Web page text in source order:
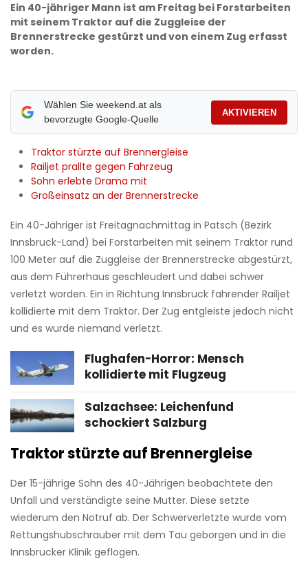
Ein 40-jähriger Mann ist am Freitag bei Forstarbeiten
mit seinem Traktor auf die Zuggleise der
Brennerstrecke gestürzt und von einem Zug erfasst
worden.
Wählen Sie weekend.at als
bevorzugte Google-Quelle
AKTIVIEREN
Traktor stürzte auf Brennergleise
Railjet prallte gegen Fahrzeug
Sohn erlebte Drama mit
Großeinsatz an der Brennerstrecke
Ein 40-Jähriger ist Freitagnachmittag in Patsch (Bezirk
Innsbruck-Land) bei Forstarbeiten mit seinem Traktor rund
100 Meter auf die Zuggleise der Brennerstrecke abgestürzt,
aus dem Führerhaus geschleudert und dabei schwer
verletzt worden. Ein in Richtung Innsbruck fahrender Railjet
kollidierte mit dem Traktor. Der Zug entgleiste jedoch nicht
und es wurde niemand verletzt.
Flughafen-Horror: Mensch
kollidierte mit Flugzeug
Salzachsee: Leichenfund
schockiert Salzburg
Traktor stürzte auf Brennergleise
Der 15-jährige Sohn des 40-Jährigen beobachtete den
Unfall und verständigte seine Mutter. Diese setzte
wiederum den Notruf ab. Der Schwerverletzte wurde vom
Rettungshubschrauber mit dem Tau geborgen und in die
Innsbrucker Klinik geflogen.